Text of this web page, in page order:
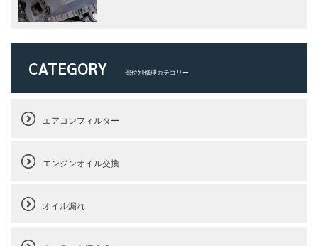
CATEGORY 部位別修理カテゴリー
エアコンフィルター
エンジンオイル交換
オイル漏れ